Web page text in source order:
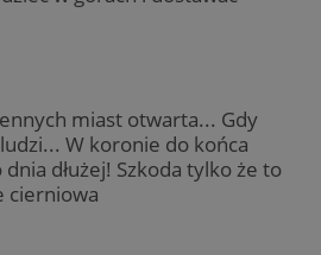
miast otwarta... Gdy
W koronie do końca
dłużej! Szkoda tylko że to
cierniowa